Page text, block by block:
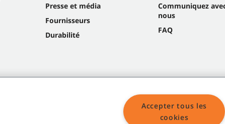
Presse et média
Fournisseurs
Durabilité
Communiquez
nous
FAQ
Accepter tous les
cookies